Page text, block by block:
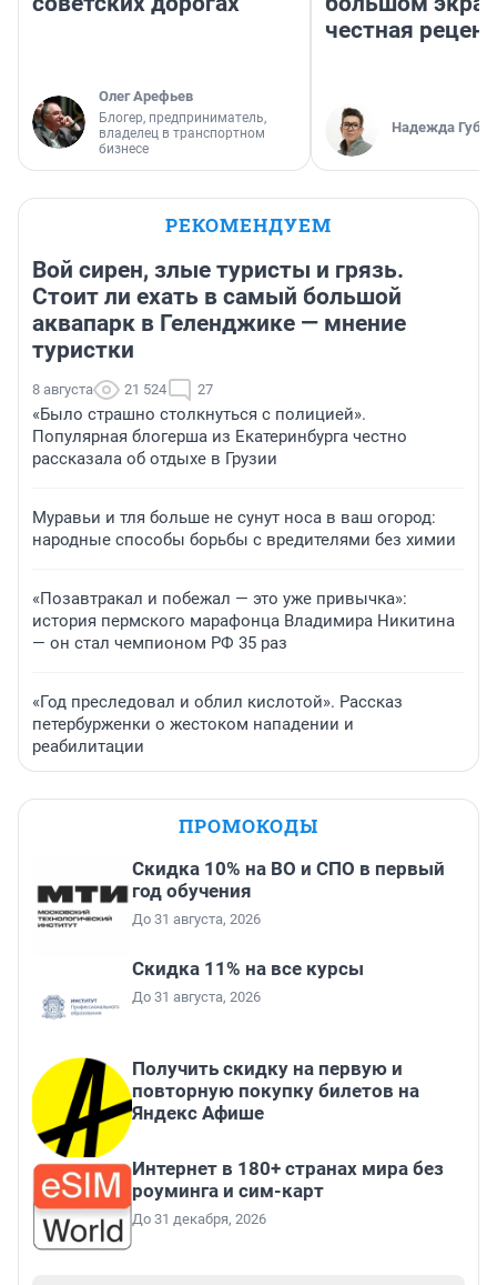
Олег Арефьев
Блогер, предприниматель,
владелец в транспортном
бизнесе
честная
Надежда
РЕКОМЕНДУЕМ
Вой сирен, злые туристы и грязь.
Стоит ли ехать в самый большой
аквапарк в Геленджике — мнение
туристки
8 августа 21 524 27
«Было страшно столкнуться с полицией».
Популярная блогерша из Екатеринбурга честно
рассказала об отдыхе в Грузии
Муравьи и тля больше не сунут носа в ваш огород:
народные способы борьбы с вредителями без химии
«Позавтракал и побежал — это уже привычка»:
история пермского марафонца Владимира Никитина
— он стал чемпионом РФ 35 раз
«Год преследовал и облил кислотой». Рассказ
петербурженки о жестоком нападении и
реабилитации
ПРОМОКОДЫ
Скидка 10% на ВО и СПО в первый
год обучения
До 31 августа, 2026
Скидка 11% на все курсы
До 31 августа, 2026
Получить скидку на первую и
повторную покупку билетов на
Яндекс Афише
Интернет в 180+ странах мира без
роуминга и сим-карт
До 31 декабря, 2026